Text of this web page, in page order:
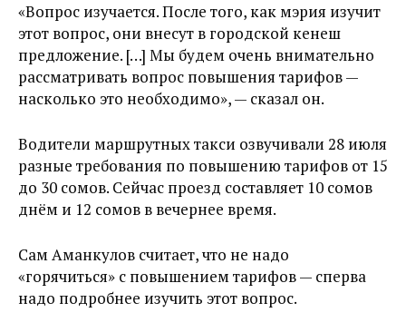
«Вопрос изучается. После того, как мэрия изучит
этот вопрос, они внесут в городской кенеш
предложение. […] Мы будем очень внимательно
рассматривать вопрос повышения тарифов —
насколько это необходимо», — сказал он.
Водители маршрутных такси озвучивали 28 июля
разные требования по повышению тарифов от 15
до 30 сомов. Сейчас проезд составляет 10 сомов
днём и 12 сомов в вечернее время.
Сам Аманкулов считает, что не надо
«горячиться» с повышением тарифов — сперва
надо подробнее изучить этот вопрос.